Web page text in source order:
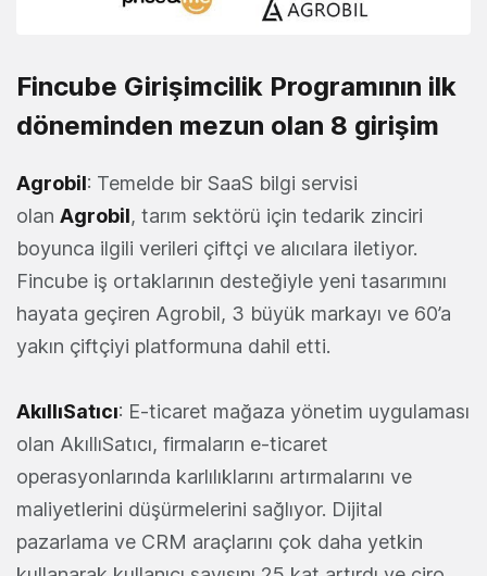
Fincube Girişimcilik Programının ilk
döneminden mezun olan 8 girişim
Agrobil: Temelde bir SaaS bilgi servisi
olan Agrobil, tarım sektörü için tedarik zinciri
boyunca ilgili verileri çiftçi ve alıcılara iletiyor.
Fincube iş ortaklarının desteğiyle yeni tasarımını
hayata geçiren Agrobil, 3 büyük markayı ve 60’a
yakın çiftçiyi platformuna dahil etti.
AkıllıSatıcı: E-ticaret mağaza yönetim uygulaması
olan AkıllıSatıcı, firmaların e-ticaret
operasyonlarında karlılıklarını artırmalarını ve
maliyetlerini düşürmelerini sağlıyor. Dijital
pazarlama ve CRM araçlarını çok daha yetkin